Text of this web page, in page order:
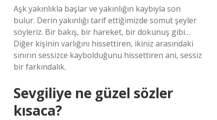
Aşk yakınlıkla başlar ve yakınlığın kaybıyla son
bulur. Derin yakınlığı tarif ettiğimizde somut şeyler
söyleriz. Bir bakış, bir hareket, bir dokunuş gibi…
Diğer kişinin varlığını hissettiren, ikiniz arasındaki
sınırın sessizce kaybolduğunu hissettiren ani, sessiz
bir farkındalık.
Sevgiliye ne güzel sözler
kısaca?